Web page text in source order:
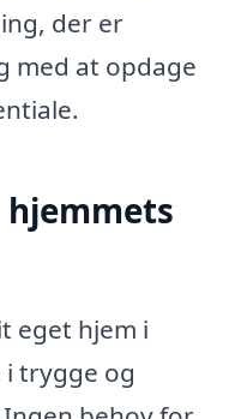
der er
med at opdage
eget hjem i
trygge og